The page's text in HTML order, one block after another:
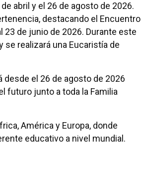
abril y el 26 de agosto de 2026.
destacando el Encuentro
23 de junio de 2026. Durante este
se realizará una Eucaristía de
desde el 26 de agosto de 2026
futuro junto a toda la Familia
América y Europa, donde
educativo a nivel mundial.